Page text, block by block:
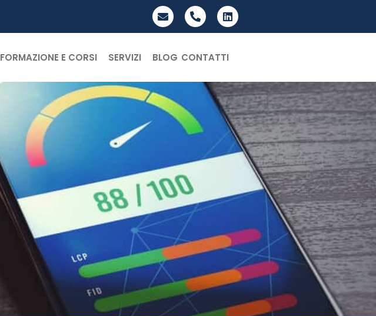
FORMAZIONE E CORSI SERVIZI BLOG CONTATTI